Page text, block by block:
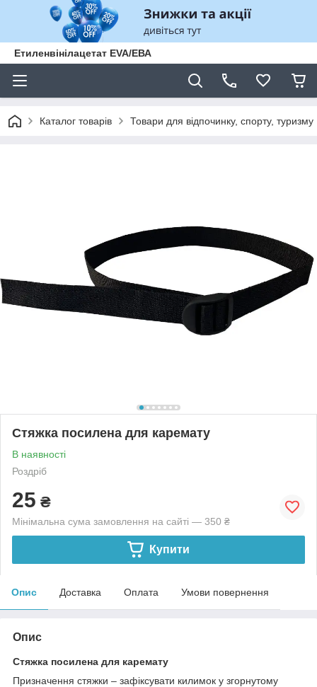
Етиленвінілацетат EVA/ЕВА
Каталог товарів Товари для відпочинку, спорту, туризму
Стяжка посилена для каремату
В наявності
Роздріб
25 ₴
Мінімальна сума замовлення на сайті — 350 ₴
Купити
Опис Доставка Оплата Умови повернення
Опис
Стяжка посилена для каремату
Призначення стяжки – зафіксувати килимок у згорнутому